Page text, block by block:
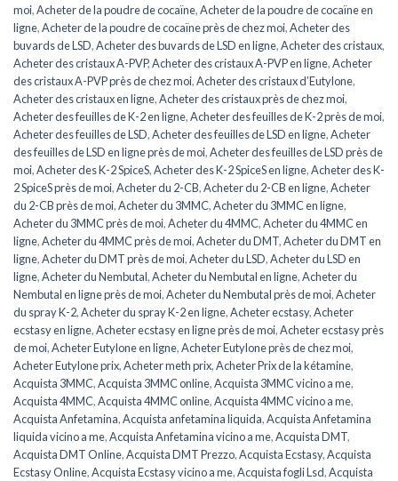
moi,Acheter de la poudre de cocaïne,Acheter de la poudre de cocaïne en
ligne,Acheter de la poudre de cocaïne près de chez moi,Acheter des
buvards de LSD,Acheter des buvards de LSD en ligne,Acheter des cristaux,
Acheter des cristaux A-PVP,Acheter des cristaux A-PVP en ligne,Acheter
des cristaux A-PVP près de chez moi,Acheter des cristaux d’Eutylone,
Acheter des cristaux en ligne,Acheter des cristaux près de chez moi,
Acheter des feuilles de K-2 en ligne,Acheter des feuilles de K-2 près de moi,
Acheter des feuilles de LSD,Acheter des feuilles de LSD en ligne,Acheter
des feuilles de LSD en ligne près de moi,Acheter des feuilles de LSD près de
moi,Acheter des K-2 SpiceS,Acheter des K-2 SpiceS en ligne,Acheter des K-
2 SpiceS près de moi,Acheter du 2-CB,Acheter du 2-CB en ligne,Acheter
du 2-CB près de moi,Acheter du 3MMC,Acheter du 3MMC en ligne,
Acheter du 3MMC près de moi,Acheter du 4MMC,Acheter du 4MMC en
ligne,Acheter du 4MMC près de moi,Acheter du DMT,Acheter du DMT en
ligne,Acheter du DMT près de moi,Acheter du LSD,Acheter du LSD en
ligne,Acheter du Nembutal,Acheter du Nembutal en ligne,Acheter du
Nembutal en ligne près de moi,Acheter du Nembutal près de moi,Acheter
du spray K-2,Acheter du spray K-2 en ligne,Acheter ecstasy,Acheter
ecstasy en ligne,Acheter ecstasy en ligne près de moi,Acheter ecstasy près
de moi,Acheter Eutylone en ligne,Acheter Eutylone près de chez moi,
Acheter Eutylone prix,Acheter meth prix,Acheter Prix de la kétamine,
Acquista 3MMC,Acquista 3MMC online,Acquista 3MMC vicino a me,
Acquista 4MMC,Acquista 4MMC online,Acquista 4MMC vicino a me,
Acquista Anfetamina,Acquista anfetamina liquida,Acquista Anfetamina
liquida vicino a me,Acquista Anfetamina vicino a me,Acquista DMT,
Acquista DMT Online,Acquista DMT Prezzo,Acquista Ecstasy,Acquista
Ecstasy Online,Acquista Ecstasy vicino a me,Acquista fogli Lsd,Acquista